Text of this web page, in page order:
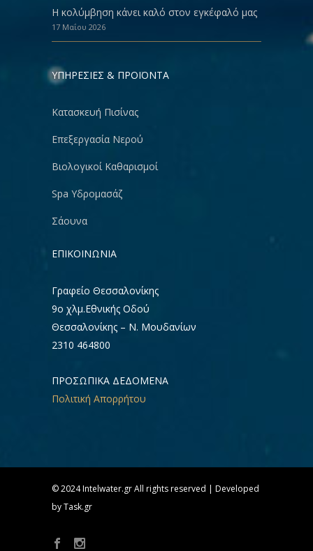
Η κολύμβηση κάνει καλό στον εγκέφαλό μας
17 Μαΐου 2026
ΥΠΗΡΕΣΙΕΣ & ΠΡΟΪΟΝΤΑ
Κατασκευή Πισίνας
Επεξεργασία Νερού
Βιολογικοί Καθαρισμοί
Spa Υδρομασάζ
Σάουνα
ΕΠΙΚΟΙΝΩΝΊΑ
Γραφείο Θεσσαλονίκης
9ο χλμ.Εθνικής Οδού
Θεσσαλονίκης – Ν. Μουδανίων
2310 464800
ΠΡΟΣΩΠΙΚΑ ΔΕΔΟΜΕΝΑ
Πολιτική Απορρήτου
© 2024 Intelwater.gr All rights reserved | Developed
by Task.gr